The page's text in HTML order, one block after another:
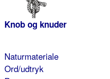
Knob og knuder
Naturmateriale
Ord/udtryk